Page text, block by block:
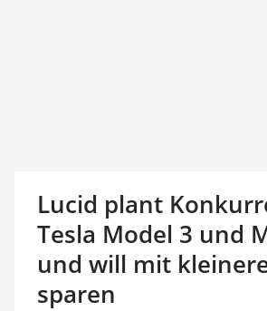
Lucid plant
Tesla Model 3 und
und will mit
sparen